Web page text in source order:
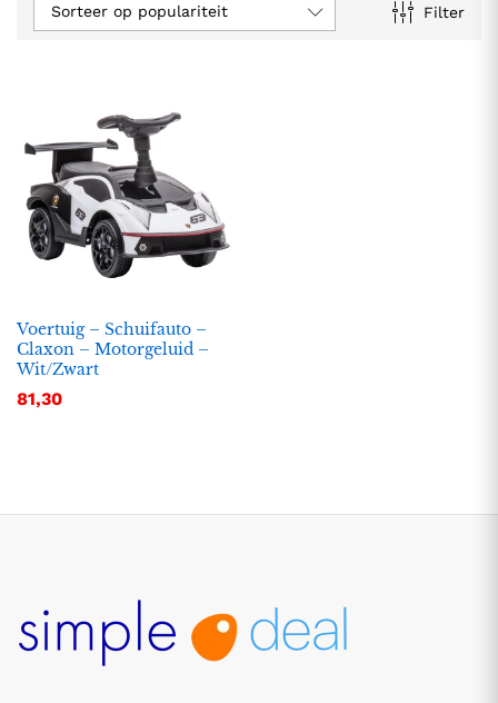
Filter
Sorteer op populariteit
Voertuig – Schuifauto –
Claxon – Motorgeluid –
Wit/Zwart
81,30